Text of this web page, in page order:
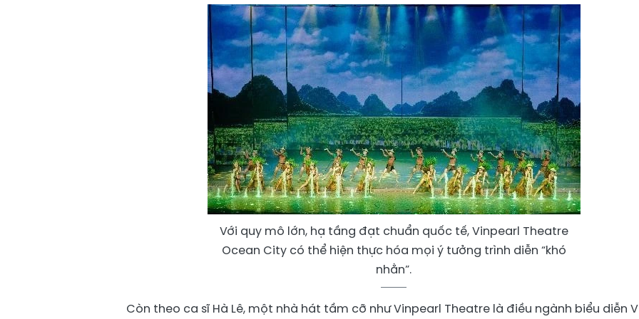
Với quy mô lớn, hạ tầng đạt chuẩn quốc tế, Vinpearl Theatre
Ocean City có thể hiện thực hóa mọi ý tưởng trình diễn “khó
nhằn”.
Còn theo ca sĩ Hà Lê, một nhà hát tầm cỡ như Vinpearl Theatre là điều ngành biểu diễn